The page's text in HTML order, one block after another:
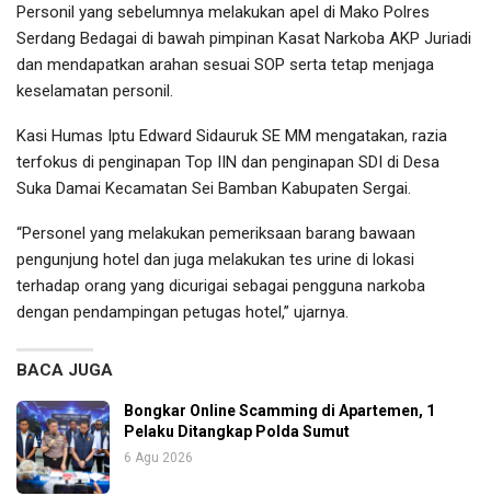
Personil yang sebelumnya melakukan apel di Mako Polres
Serdang Bedagai di bawah pimpinan Kasat Narkoba AKP Juriadi
dan mendapatkan arahan sesuai SOP serta tetap menjaga
keselamatan personil.
Kasi Humas Iptu Edward Sidauruk SE MM mengatakan, razia
terfokus di penginapan Top IIN dan penginapan SDI di Desa
Suka Damai Kecamatan Sei Bamban Kabupaten Sergai.
“Personel yang melakukan pemeriksaan barang bawaan
pengunjung hotel dan juga melakukan tes urine di lokasi
terhadap orang yang dicurigai sebagai pengguna narkoba
dengan pendampingan petugas hotel,” ujarnya.
BACA JUGA
Bongkar Online Scamming di Apartemen, 1
Pelaku Ditangkap Polda Sumut
6 Agu 2026